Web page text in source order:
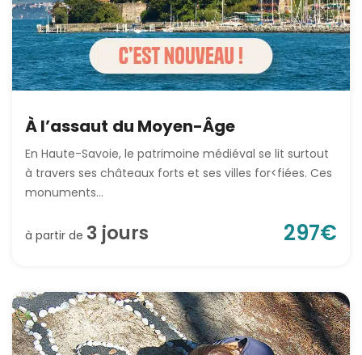
À l’assaut du Moyen-Âge
En Haute-Savoie, le patrimoine médiéval se lit surtout
à travers ses châteaux forts et ses villes for<fiées. Ces
monuments...
à partir de 3 jours 297€